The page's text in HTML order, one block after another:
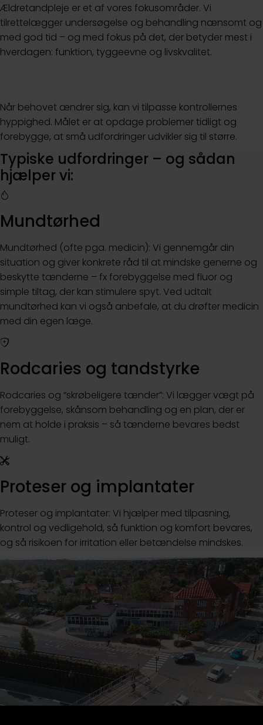
Ældretandpleje er et af vores fokusområder. Vi
tilrettelægger undersøgelse og behandling nænsomt og
med god tid – og med fokus på det, der betyder mest i
hverdagen: funktion, tyggeevne og livskvalitet.
Når behovet ændrer sig, kan vi tilpasse kontrollernes
hyppighed. Målet er at opdage problemer tidligt og
forebygge, at små udfordringer udvikler sig til større.
Typiske udfordringer – og sådan
hjælper vi:
Mundtørhed
Mundtørhed (ofte pga. medicin): Vi gennemgår din
situation og giver konkrete råd til at mindske generne og
beskytte tænderne – fx forebyggelse med fluor og
simple tiltag, der kan stimulere spyt. Ved udtalt
mundtørhed kan vi også anbefale, at du drøfter medicin
med din egen læge.
Rodcaries og tandstyrke
Rodcaries og “skrøbeligere tænder”: Vi lægger vægt på
forebyggelse, skånsom behandling og en plan, der er
nem at holde i praksis – så tænderne bevares bedst
muligt.
Proteser og implantater
Proteser og implantater: Vi hjælper med tilpasning,
kontrol og vedligehold, så funktion og komfort bevares,
og så risikoen for irritation eller betændelse mindskes.